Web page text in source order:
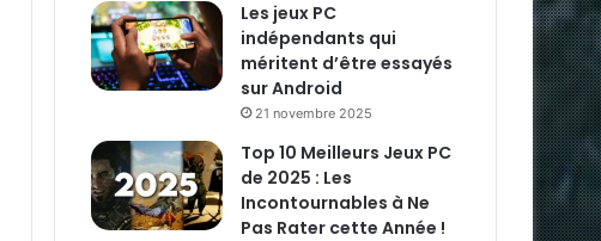
Les jeux PC
indépendants qui
méritent d’être essayés
sur Android
21 novembre 2025
Top 10 Meilleurs Jeux PC
de 2025 : Les
Incontournables à Ne
Pas Rater cette Année !